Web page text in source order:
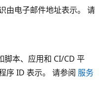
由电子邮件地址表示。 请
脚本、应用和 CI/CD 平
序 ID 表示。 请参阅 服务